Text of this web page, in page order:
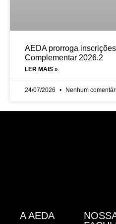
AEDA prorroga
Complementar 2026.2
LER MAIS »
24/07/2026 Nenhum
A AEDA